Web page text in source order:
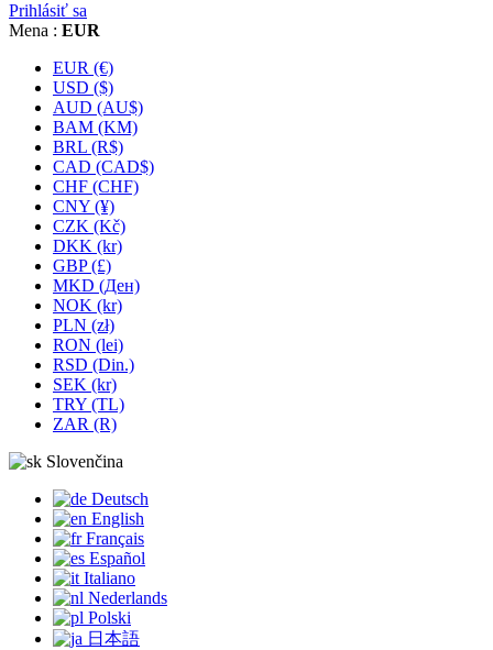
Prihlásiť sa
Mena : EUR
EUR (€)
USD ($)
AUD (AU$)
BAM (KM)
BRL (R$)
CAD (CAD$)
CHF (CHF)
CNY (¥)
CZK (Kč)
DKK (kr)
GBP (£)
MKD (Ден)
NOK (kr)
PLN (zł)
RON (lei)
RSD (Din.)
SEK (kr)
TRY (TL)
ZAR (R)
Slovenčina
Deutsch
English
Français
Español
Italiano
Nederlands
Polski
日本語